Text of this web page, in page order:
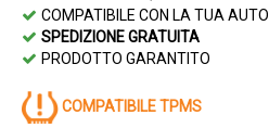
COMPATIBILE CON LA TUA AUTO
SPEDIZIONE GRATUITA
PRODOTTO GARANTITO
COMPATIBILE TPMS